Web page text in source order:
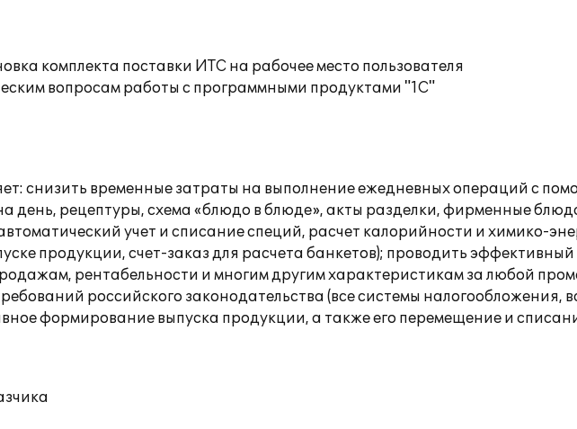
комплекта поставки ИТС на рабочее место пользователя
вопросам работы с программными продуктами "1С"
снизить временные затраты на выполнение ежедневных операций с
день, рецептуры, схема «блюдо в блюде», акты разделки, фирменные
учет и списание специй, расчет калорийности и химико-
продукции, счет-заказ для расчета банкетов); проводить
рентабельности и многим другим характеристикам за любой
российского законодательства (все системы налогообложения,
формирование выпуска продукции, а также его перемещение и